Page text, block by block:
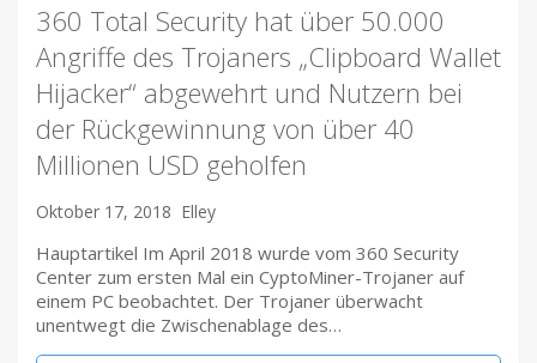
360 Total Security hat über 50.000
Angriffe des Trojaners „Clipboard Wallet
Hijacker“ abgewehrt und Nutzern bei
der Rückgewinnung von über 40
Millionen USD geholfen
Oktober 17, 2018 Elley
Hauptartikel Im April 2018 wurde vom 360 ​Security
Center zum ersten Mal ein CyptoMiner-Trojaner auf
einem PC beobachtet. Der Trojaner überwacht
unentwegt die Zwischenablage des…